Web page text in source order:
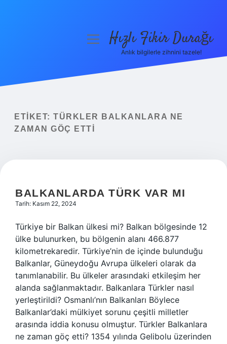
Yasal Uyarı
menüyüHızlı Fikir Durağı
Anlık bilgilerle zihnini tazele!
ETIKET: TÜRKLER BALKANLARA NE
ZAMAN GÖÇ ETTI
BALKANLARDA TÜRK VAR MI
Tarih: Kasım 22, 2024
Türkiye bir Balkan ülkesi mi? Balkan bölgesinde 12
ülke bulunurken, bu bölgenin alanı 466.877
kilometrekaredir. Türkiye’nin de içinde bulunduğu
Balkanlar, Güneydoğu Avrupa ülkeleri olarak da
tanımlanabilir. Bu ülkeler arasındaki etkileşim her
alanda sağlanmaktadır. Balkanlara Türkler nasıl
yerleştirildi? Osmanlı’nın Balkanları Böylece
Balkanlar’daki mülkiyet sorunu çeşitli milletler
arasında iddia konusu olmuştur. Türkler Balkanlara
ne zaman göç etti? 1354 yılında Gelibolu üzerinden